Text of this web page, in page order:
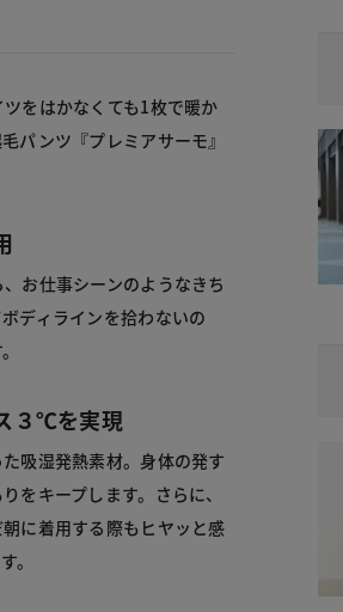
をはかなくても1枚で暖か
パンツ『プレミアサーモ』
お仕事シーンのようなきち
ディラインを拾わないの
３℃を実現
吸湿発熱素材。身体の発す
をキープします。さらに、
に着用する際もヒヤッと感
。